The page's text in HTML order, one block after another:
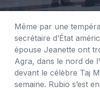
Même par une
secrétaire d’État
épouse Jeanette ont
Agra, dans le nord de
devant le célèbre Taj
semaine. Rubio s’est